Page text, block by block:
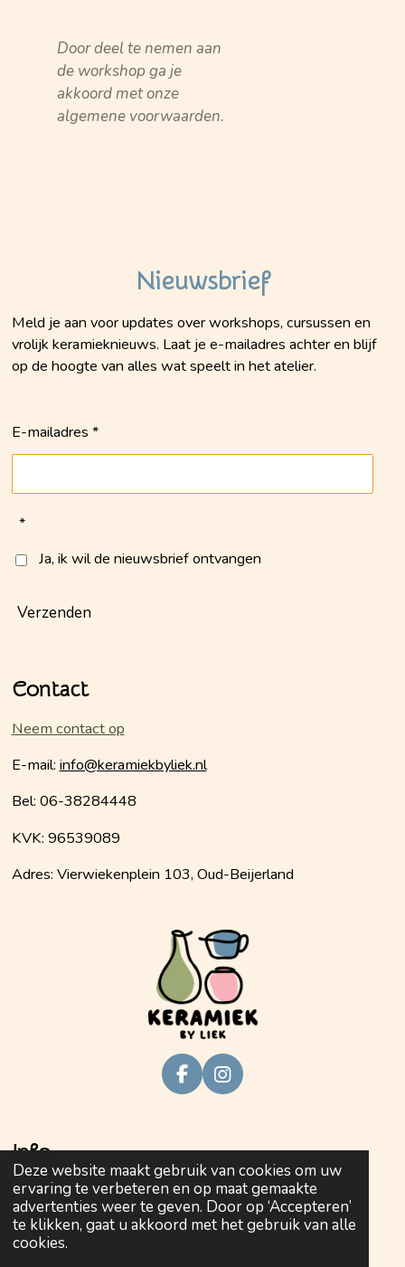
Deze website maakt gebruik van cookies om uw
ervaring te verbeteren en op maat gemaakte
advertenties weer te geven. Door op ‘Accepteren’
te klikken, gaat u akkoord met het gebruik van alle
cookies.
Door deel te nemen aan
de workshop ga je
akkoord met onze
algemene voorwaarden.
Nieuwsbrief
Meld je aan voor updates over workshops, cursussen en
vrolijk keramieknieuws. Laat je e-mailadres achter en blijf
op de hoogte van alles wat speelt in het atelier.
E-mailadres *
*
Ja, ik wil de nieuwsbrief ontvangen
Verzenden
Contact
Neem contact op
E-mail: info@keramiekbyliek.nl
Bel: 06-38284448
KVK: 96539089
Adres: Vierwiekenplein 103, Oud-Beijerland
F
a
b
o
o
k
I
n
a
g
r
a
m
Info
Privacy policy
Algemene voorwaarden